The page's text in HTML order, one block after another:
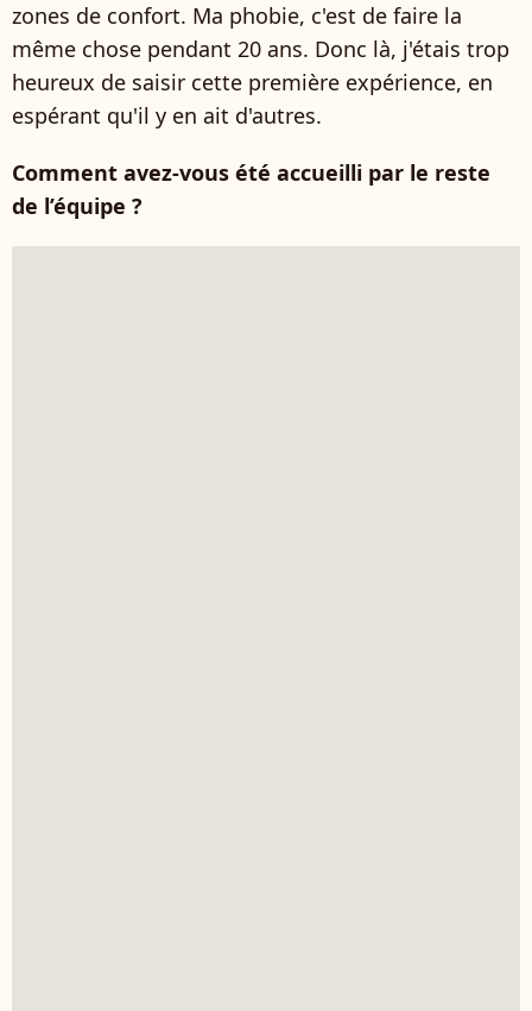
zones de confort. Ma phobie, c'est de faire la
même chose pendant 20 ans. Donc là, j'étais trop
heureux de saisir cette première expérience, en
espérant qu'il y en ait d'autres.
Comment avez-vous été accueilli par le reste
de l’équipe ?